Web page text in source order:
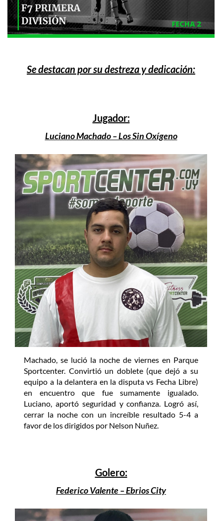
Se destacan por su destreza y dedicación:
Jugador:
Luciano Machado – Los Sin Oxígeno
Machado, se lució la noche de viernes en Parque
Sportcenter. Convirtió un doblete (que dejó a su
equipo a la delantera en la disputa vs Fecha Libre)
en encuentro que fue sumamente igualado.
Luciano, aportó seguridad y confianza. Logró así,
cerrar la noche con un increíble resultado 5-4 a
favor de los dirigidos por Nelson Nuñez.
Golero:
Federico Valente – Ebrios City